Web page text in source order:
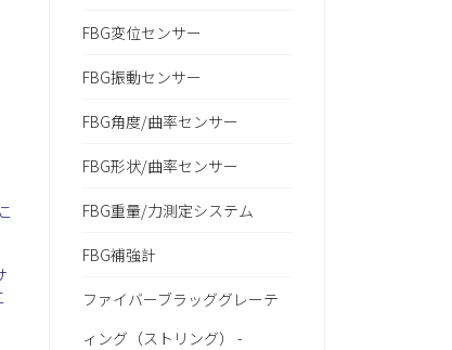
FBG変位センサー
FBG振動センサー
FBG角度/曲率センサー
FBG形状/曲率センサー
FBG重量/力測定システム
FBG補強計
ファイバーブラッググレーテ
ィング（ストリング） -